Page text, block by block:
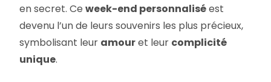
en secret. Ceweek-end personnaliséest
devenu l’un de leurs souvenirs les plus précieux,
symbolisant leur amouret leur complicité
unique.